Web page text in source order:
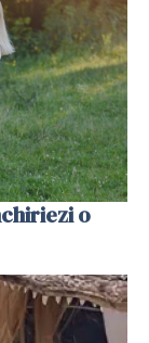
o